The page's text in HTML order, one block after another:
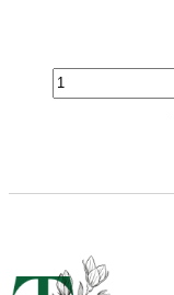
Fiori
artificiali
blu